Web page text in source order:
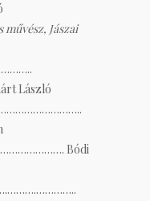
művész, Jászai
………..
László
Bódi